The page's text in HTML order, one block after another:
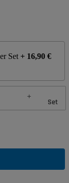
Set + 16,90 €
Set